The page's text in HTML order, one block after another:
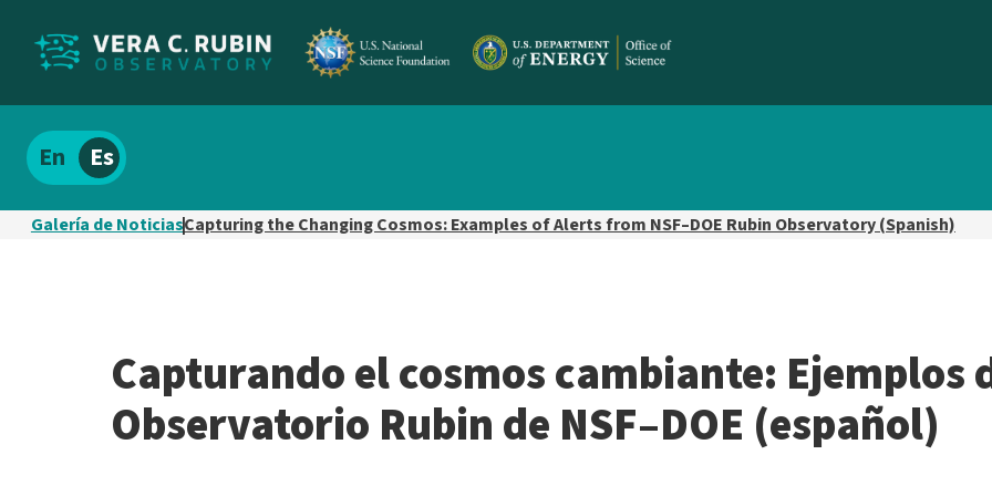
Localizar
el
contenido
Español
Galería de NoticiasCapturing the Changing Cosmos: Examples of Alerts from NSF–DOE Rubin Observatory (Spanish)
Capturando el cosmos cambiante: Ejemplos
Observatorio Rubin de NSF–DOE (español)